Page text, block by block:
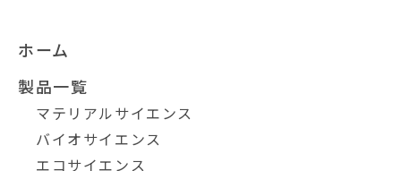
ホーム
製品一覧
マテリアルサイエンス
バイオサイエンス
エコサイエンス